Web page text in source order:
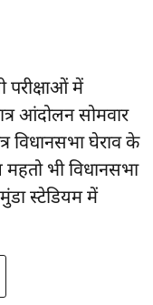
परीक्षाओं में
आंदोलन सोमवार
विधानसभा घेराव के
महतो भी विधानसभा
स्टेडियम में